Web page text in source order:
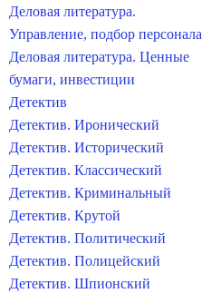
Деловая литература.
Управление, подбор персонала
Деловая литература. Ценные
бумаги, инвестиции
Детектив
Детектив. Иронический
Детектив. Исторический
Детектив. Классический
Детектив. Криминальный
Детектив. Крутой
Детектив. Политический
Детектив. Полицейский
Детектив. Шпионский